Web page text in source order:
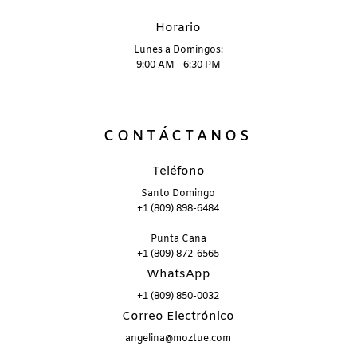
Horario
Lunes a Domingos:
9:00 AM - 6:30 PM
CONTÁCTANOS
Teléfono
Santo Domingo
+1 (809) 898-6484
Punta Cana
+1 (809) 872-6565
WhatsApp
+1 (809) 850-0032
Correo Electrónico
angelina@moztue.com